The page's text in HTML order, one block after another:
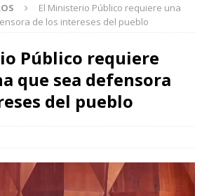
El Ministerio Público requiere una
de los intereses del pueblo
Público requiere
que sea defensora
del pueblo